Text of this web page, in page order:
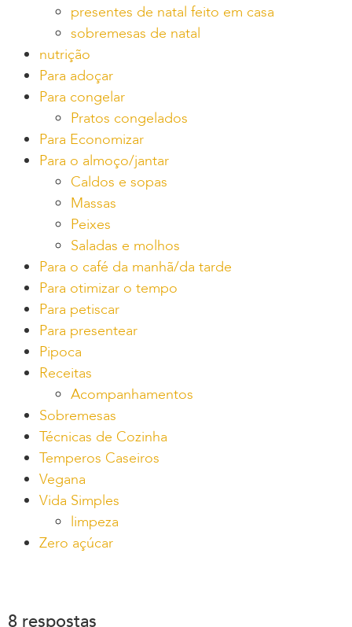
presentes de natal feito em casa
sobremesas de natal
nutrição
Para adoçar
Para congelar
Pratos congelados
Para Economizar
Para o almoço/jantar
Caldos e sopas
Massas
Peixes
Saladas e molhos
Para o café da manhã/da tarde
Para otimizar o tempo
Para petiscar
Para presentear
Pipoca
Receitas
Acompanhamentos
Sobremesas
Técnicas de Cozinha
Temperos Caseiros
Vegana
Vida Simples
limpeza
Zero açúcar
8 respostas